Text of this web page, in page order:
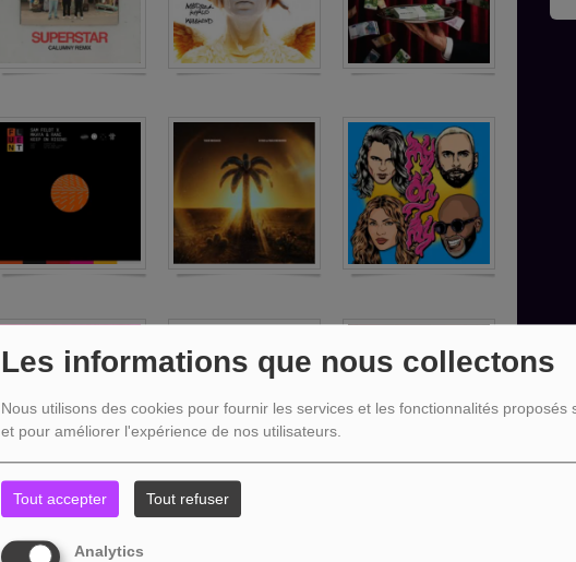
Les informations que nous collectons
Nous utilisons des cookies pour fournir les services et les fonctionnalités proposés
et pour améliorer l'expérience de nos utilisateurs.
Tout accepter Tout refuser
Analytics